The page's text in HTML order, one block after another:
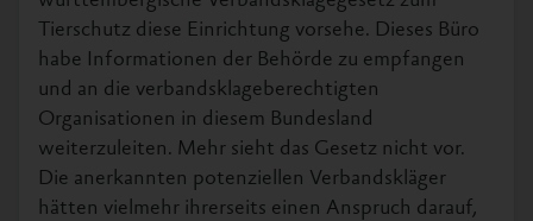
Tierschutz diese Einrichtung vorsehe. Dieses Büro
habe Informationen der Behörde zu empfangen
und an die verbandsklageberechtigten
Organisationen in diesem Bundesland
weiterzuleiten. Mehr sieht das Gesetz nicht vor.
Die anerkannten potenziellen Verbandskläger
hätten vielmehr ihrerseits einen Anspruch darauf,